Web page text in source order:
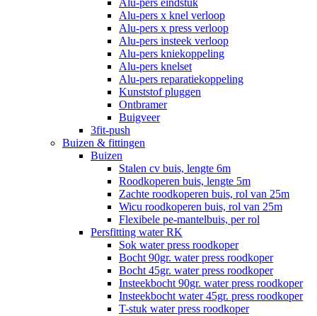
Alu-pers eindstuk
Alu-pers x knel verloop
Alu-pers x press verloop
Alu-pers insteek verloop
Alu-pers kniekoppeling
Alu-pers knelset
Alu-pers reparatiekoppeling
Kunststof pluggen
Ontbramer
Buigveer
3fit-push
Buizen & fittingen
Buizen
Stalen cv buis, lengte 6m
Roodkoperen buis, lengte 5m
Zachte roodkoperen buis, rol van 25m
Wicu roodkoperen buis, rol van 25m
Flexibele pe-mantelbuis, per rol
Persfitting water RK
Sok water press roodkoper
Bocht 90gr. water press roodkoper
Bocht 45gr. water press roodkoper
Insteekbocht 90gr. water press roodkoper
Insteekbocht water 45gr. press roodkoper
T-stuk water press roodkoper